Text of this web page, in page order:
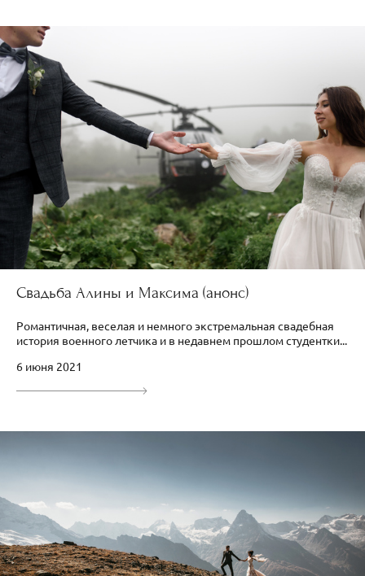
Свадьба Алины и Максима (анонс)
Романтичная, веселая и немного экстремальная свадебная
история военного летчика и в недавнем прошлом студентки...
6 июня 2021